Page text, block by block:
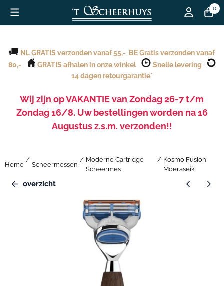
Cookievoorkeuren zijn beschikbaar. Kies instellingen of sta alle0
..
NL GRATIS verzonden vanaf 55,- BE Gratis verzonden vanaf
80,-
GRATIS afhalen in onze winkel
Snelle levering
14 dagen retourgarantie*
Wij zijn op VAKANTIE van Zondag 26-7 t/m
Zondag 16/8. Uw bestellingen worden na 16
Augustus z.s.m. verzonden!!
Home
/
Scheermessen
/ Moderne Cartridge
Scheermes
/ Kosmo Fusion
Moeraseik
overzicht